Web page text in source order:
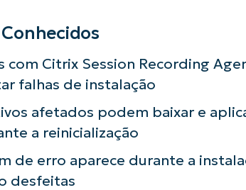
com Citrix Session Recording
falhas de instalação
afetados podem baixar e
a reinicialização
de erro aparece durante a
desfeitas